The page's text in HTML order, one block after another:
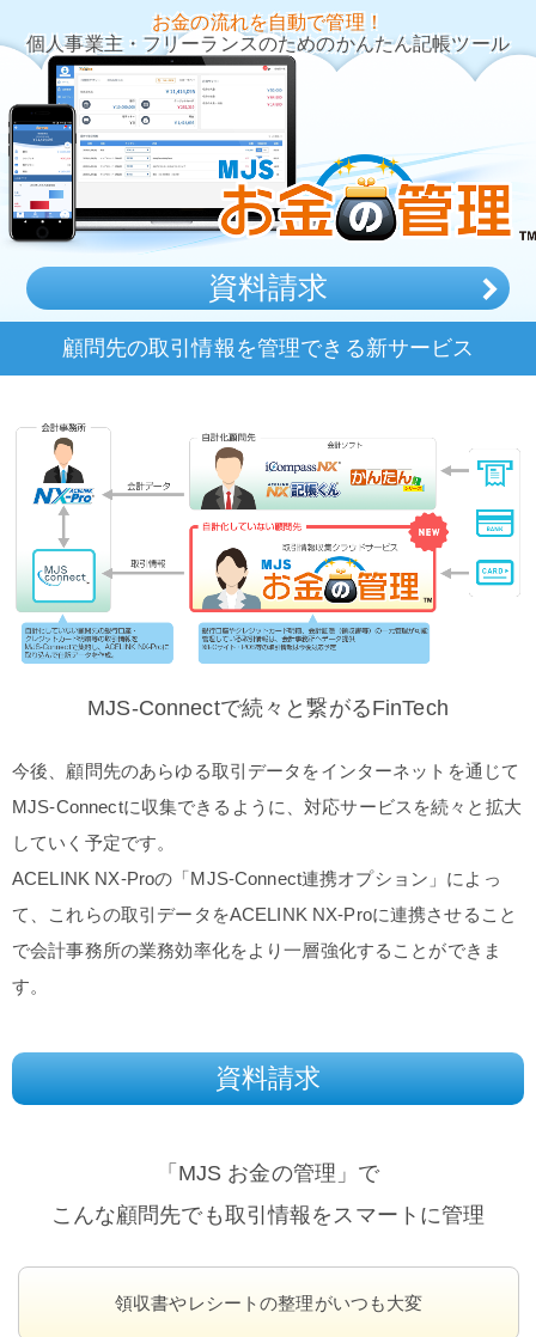
お金の流れを自動で管理！
個人事業主・フリーランスのためのかんたん記帳ツール
資料請求
顧問先の取引情報を管理できる新サービス
MJS-Connectで続々と繋がるFinTech
今後、顧問先のあらゆる取引データをインターネットを通じて
MJS-Connectに収集できるように、対応サービスを続々と拡大
していく予定です。
ACELINK NX-Proの「MJS-Connect連携オプション」によっ
て、これらの取引データをACELINK NX-Proに連携させること
で会計事務所の業務効率化をより一層強化することができま
す。
資料請求
「MJS お金の管理」で
こんな顧問先でも取引情報をスマートに管理
領収書やレシートの整理がいつも大変